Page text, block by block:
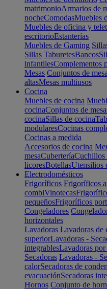
matrimonioArmarios de
nocheComodasMuebles
Muebles de oficina y
escritorioEstanterías
Muebles de Gaming
Sillas TaburetesBancos
infantilesComplementos
Mesas Conjuntos de
altasMesas multiusos
Cocina
Muebles de cocina
cocinaConjuntos de
cocinaSillas de cocina
modularesCocinas
Cocinas a medida
Accesorios de cocina
mesaCuberteríaCuchillos
licoresBotellasUtensilios
Electrodomésticos
Frigoríficos Frigoríficos
combiVinotecas
pequeñosFrigoríficos
Congeladores
horizontales
Lavadoras Lavadoras de
superiorLavadoras -
integrablesLavadoras por
Secadoras Lavadoras -
calorSecadoras de
evacuaciónSecadoras
Hornos Conjunto de